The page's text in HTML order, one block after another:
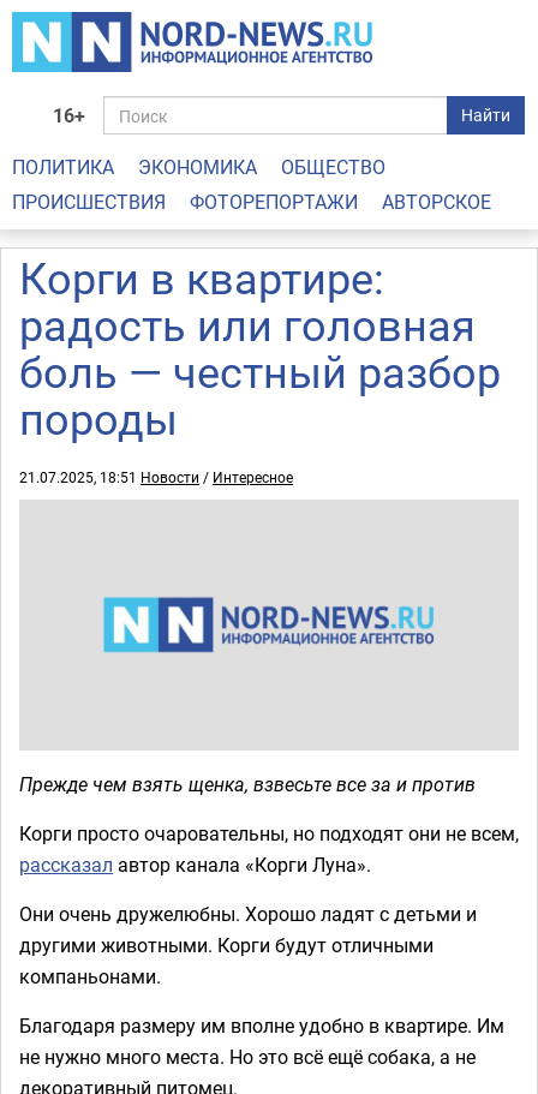
16+ Найти
ПОЛИТИКА ЭКОНОМИКА
ОБЩЕСТВО
ПРОИСШЕСТВИЯ
ФОТОРЕПОРТАЖИ АВТОРСКОЕ
Корги в квартире:
радость или головная
боль — честный разбор
породы
21.07.2025, 18:51 Новости / Интересное
Прежде чем взять щенка, взвесьте все за и против
Корги просто очаровательны, но подходят они не всем,
рассказал автор канала «Корги Луна».
Они очень дружелюбны. Хорошо ладят с детьми и
другими животными. Корги будут отличными
компаньонами.
Благодаря размеру им вполне удобно в квартире. Им
не нужно много места. Но это всё ещё собака, а не
декоративный питомец.